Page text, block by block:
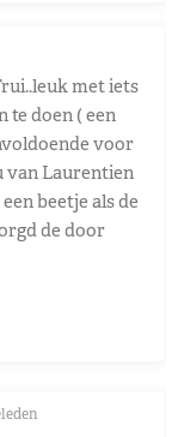
met iets
te doen ( een
voor
van Laurentien
beetje als de
de door